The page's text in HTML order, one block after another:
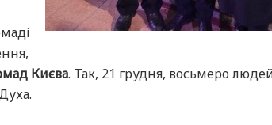
Києва. Так, 21 грудня, восьмеро